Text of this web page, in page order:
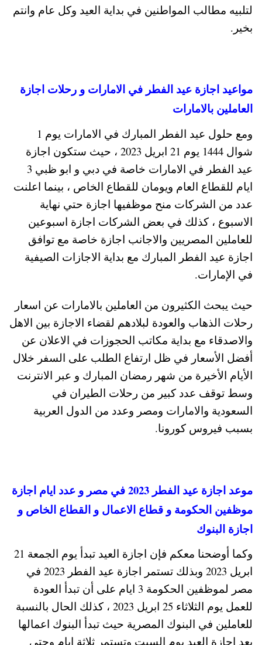
لتلبيه مطالب المواطنين في بداية العيد وكل عام وانتم
بخير.
مواعيد اجازة عيد الفطر في الامارات و رحلات اجازة
العاملين بالامارات
ومع حلول عيد الفطر المبارك في الامارات يوم 1
شوال 1444 يوم 21 ابريل 2023 ، حيث ستكون اجازة
عيد الفطر في الامارات خاصة في دبي و ابو ظبي 3
ايام للقطاع العام ويومان للقطاع الخاص ، بينما اعلنت
عدد من الشركات منح موظفيها اجازة حتي نهاية
الاسبوع ، كذلك في بعض الشركات اجازة اسبوعين
للعاملين المصريين والاجانب اجازة خاصة مع توافق
اجازة عيد الفطر المبارك مع بداية الاجازات الصيفية
في الإمارات.
حيث يبحث الكثيرون من العاملين بالامارات عن اسعار
رحلات الذهاب والعودة لبلادهم لقضاء الاجازة بين الاهل
والاصدقاء مع بداية مكاتب الحجوزات في الاعلان عن
أفضل الأسعار في ظل ارتفاع الطلب على السفر خلال
الأيام الأخيرة من شهر رمضان المبارك و عبر الانترنت
وسط توقف عدد كبير من رحلات الطيران في
السعودية والامارات ومصر وعدد من الدول العربية
بسبب فيروس كورونا.
موعد اجازة عيد الفطر 2023 في مصر و عدد ايام اجازة
موظفين الحكومة و قطاع الاعمال و القطاع الخاص و
اجازة البنوك
وكما أوضحنا معكم فإن اجازة العيد تبدأ يوم الجمعة 21
ابريل 2023 وبذلك تستمر اجازة عيد الفطر 2023 في
مصر لموظفين الحكومة 3 ايام على أن تبدأ العودة
للعمل يوم الثلاثاء 25 ابريل 2023 ، كذلك الحال بالنسبة
للعاملين في البنوك المصرية حيث تبدأ البنوك اعمالها
بعد اجازة العيد يوم السبت وتستمر ثلاثة ايام وحتي